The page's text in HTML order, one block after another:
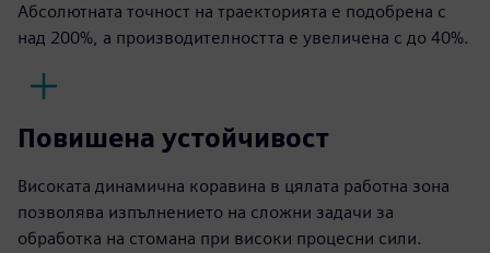
Абсолютната точност на траекторията е подобрена с
над 200%, а производителността е увеличена с до 40%.
Повишена устойчивост
Високата динамична коравина в цялата работна зона
позволява изпълнението на сложни задачи за
обработка на стомана при високи процесни сили.